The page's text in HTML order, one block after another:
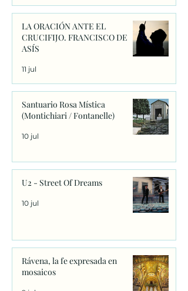
LA ORACIÓN ANTE EL
CRUCIFIJO. FRANCISCO DE
ASÍS
11 jul
Santuario Rosa Mística
(Montichiari / Fontanelle)
10 jul
U2 - Street Of Dreams
10 jul
Rávena, la fe expresada en
mosaicos